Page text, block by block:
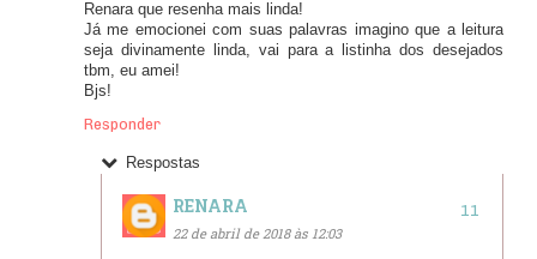
Renara que resenha mais linda!
Já me emocionei com suas palavras imagino que a leitura
seja divinamente linda, vai para a listinha dos desejados
tbm, eu amei!
Bjs!
Responder
Respostas
RENARA
22 de abril de 2018 às 12:03